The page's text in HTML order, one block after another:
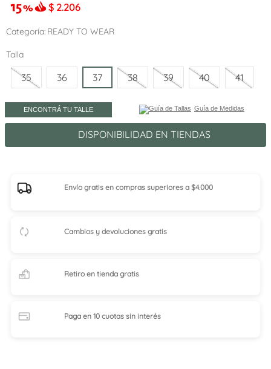
$ 2.206
Categoría READY TO WEAR
Talla
35 36 37 38 39 40 41
ENCONTRÁ TU TALLE Guía de Medidas
DISPONIBILIDAD EN TIENDAS
Envío gratis en compras superiores a $4.000
Cambios y devoluciones gratis
Retiro en tiendagratis
Paga en 10 cuotassin interés